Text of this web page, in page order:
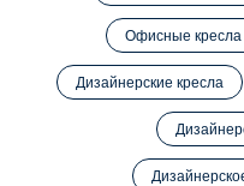
Офисные кресла
Дизайнерские кресла